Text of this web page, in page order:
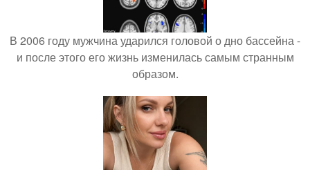
В 2006 году мужчина ударился головой о дно бассейна -
и после этого его жизнь изменилась самым странным
образом.